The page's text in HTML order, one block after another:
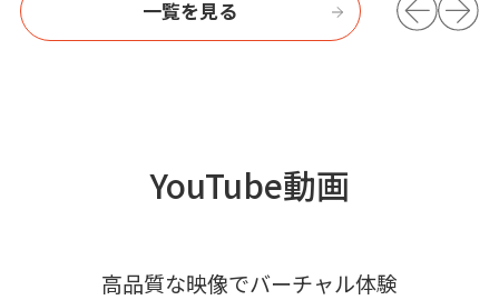
一覧を見る
YouTube動画
高品質な映像でバーチャル体験